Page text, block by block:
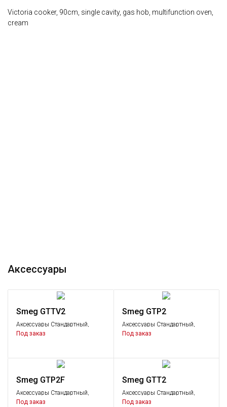
Victoria cooker, 90cm, single cavity, gas hob, multifunction oven,
cream
Аксессуары
Smeg GTTV2
Аксессуары Стандартный,
Аксессуары
Под заказ
Smeg GTP2
Аксессуары Стандартный,
Аксессуары
Под заказ
Smeg GTP2F
Аксессуары Стандартный,
Аксессуары
Под заказ
Smeg GTT2
Аксессуары Стандартный,
Аксессуары
Под заказ